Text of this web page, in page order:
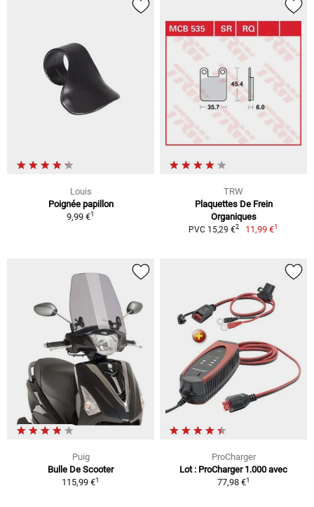
Louis
Poignée papillon
9,99 €1
TRW
Plaquettes De Frein
Organiques
PVC 15,29 €2 11,99 €1
Puig
Bulle De Scooter
115,99 €1
ProCharger
Lot : ProCharger 1.000 avec
77,98 €1